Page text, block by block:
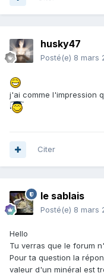
husky47
Posté(e) 8 mars
j'ai comme l'impression
Citer
le sablais
Posté(e) 8 mars
Hello
Tu verras que le forum
Pour ta question la
valeur d'un minéral est